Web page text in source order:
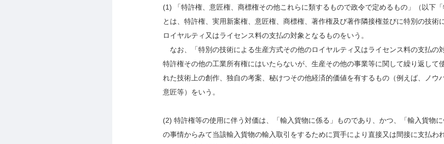
(1)
「特許権、意匠権、商標権その他これらに類するもので政令で定めるもの」（以下「
とは、特許権、実用新案権、意匠権、商標権、著作権及び著作隣接権並びに特別の技術
ロイヤルティ又はライセンス料の支払の対象となるものをいう。
なお、「特別の技術による生産方式その他のロイヤルティ又はライセンス料の支払の
特許権その他の工業所有権にはいたらないが、生産その他の事業等に関して繰り返して
れた技術上の創作、独自の考案、秘けつその他経済的価値を有するもの（例えば、ノウ
意匠等）をいう。
(2) 特許権等の使用に伴う対価は、「輸入貨物に係る」ものであり、かつ、「輸入貨物
の事情からみて当該輸入貨物の輸入取引をするために買手により直接又は間接に支払わ